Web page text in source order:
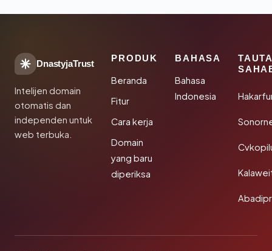
DnastyjaTrust
Intelijen domain
otomatis dan
independen untuk
web terbuka.
PRODUK
Beranda
Fitur
Cara kerja
Domain
yang baru
diperiksa
BAHASA
Bahasa
Indonesia